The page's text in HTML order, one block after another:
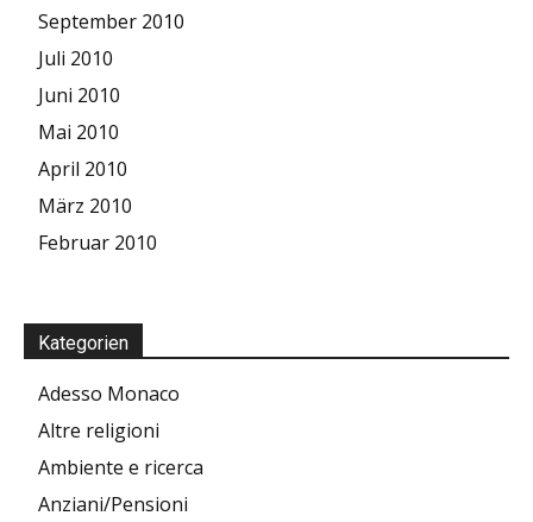
September 2010
Juli 2010
Juni 2010
Mai 2010
April 2010
März 2010
Februar 2010
Kategorien
Adesso Monaco
Altre religioni
Ambiente e ricerca
Anziani/Pensioni